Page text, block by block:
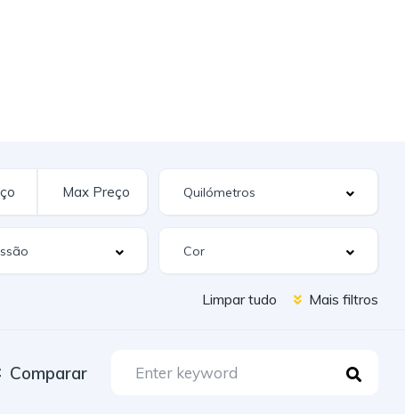
Limpar tudo Mais filtros
Comparar